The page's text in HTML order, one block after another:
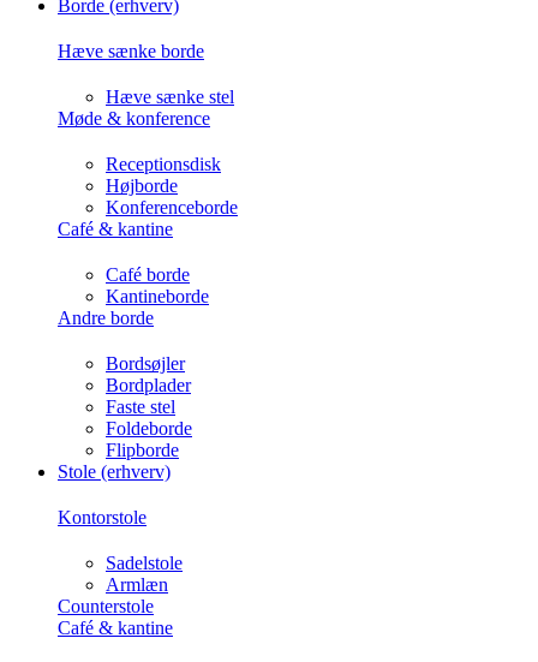
Borde (erhverv)
Hæve sænke borde
Hæve sænke stel
Møde & konference
Receptionsdisk
Højborde
Konferenceborde
Café & kantine
Café borde
Kantineborde
Andre borde
Bordsøjler
Bordplader
Faste stel
Foldeborde
Flipborde
Stole (erhverv)
Kontorstole
Sadelstole
Armlæn
Counterstole
Café & kantine